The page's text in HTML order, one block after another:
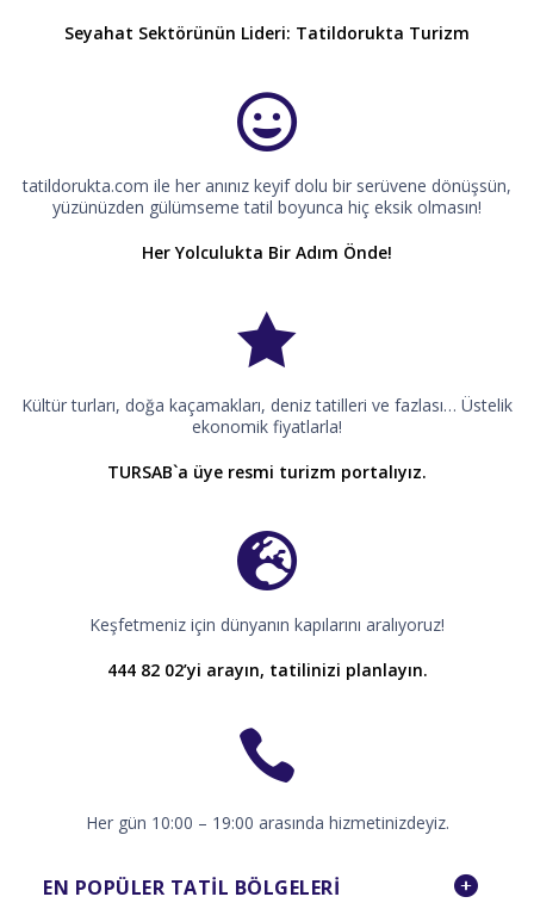
Seyahat Sektörünün Lideri: Tatildorukta Turizm
tatildorukta.com ile her anınız keyif dolu bir serüvene dönüşsün,
yüzünüzden gülümseme tatil boyunca hiç eksik olmasın!
Her Yolculukta Bir Adım Önde!
Kültür turları, doğa kaçamakları, deniz tatilleri ve fazlası… Üstelik
ekonomik fiyatlarla!
TURSAB`a üye resmi turizm portalıyız.
Keşfetmeniz için dünyanın kapılarını aralıyoruz!
444 82 02’yi arayın, tatilinizi planlayın.
Her gün 10:00 – 19:00 arasında hizmetinizdeyiz.
EN POPÜLER TATIL BÖLGELERI